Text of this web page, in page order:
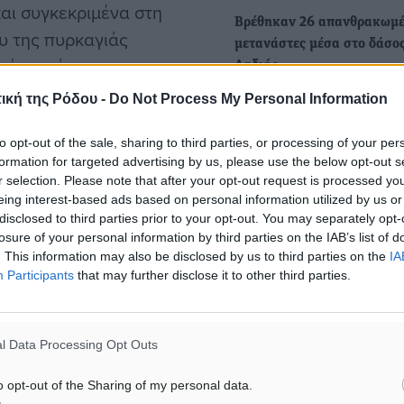
της Ρόδου - Do Not Process My Personal Information
opt-out of the sale, sharing to third parties, or processing of your
for targeted advertising by us, please use the below opt-out
selection. Please note that after your opt-out request is processed
interest-based ads based on personal information utilized by us
to third parties prior to your opt-out. You may separately
of your personal information by third parties on the IAB’s list of
This information may also be disclosed by us to third parties on the
Participants that may further disclose it to other third parties.
Data Processing Opt Outs
opt-out of the Sharing of my personal data.
συγκεκριμένα στη
της πυρκαγιάς
ενώ στη
καλύτερη», ενημέρωσε
300 πυροσβέστες,
τμημάτων και
με το πρώτο φως
όμως ο καπνός σε
τους.
Βρέθηκαν 26
μετανάστες μέσα στο
Δαδιάς
Τραγωδία στο Δάσος της
η μεγάλη φωτιά…
Ακόμη ένας νεκρός
δάσος της Δαδιάς στον
Ένας ακόμη νεκρός
στο δάσος της Δαδιάς το
Παρασκευής.…